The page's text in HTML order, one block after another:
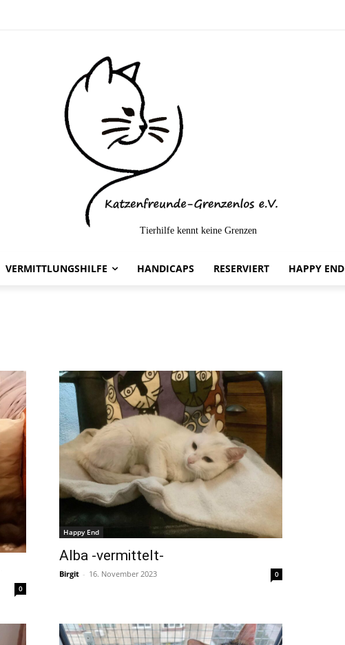
Tierhilfe kennt keine Grenzen
VERMITTLUNGSHILFE HANDICAPS RESERVIERT HAPPY END
0
Happy End
Alba -vermittelt-
Birgit - 16. November 2023 0